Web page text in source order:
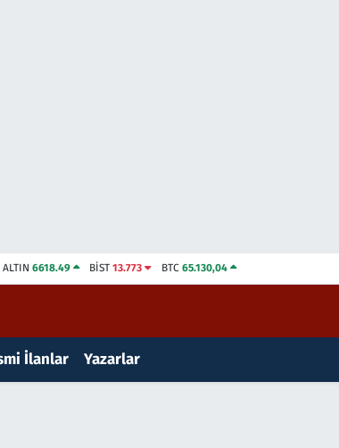
ALTIN 6618.49 BİST13.773 BTC 65.130,04
İlanlar Yazarlar